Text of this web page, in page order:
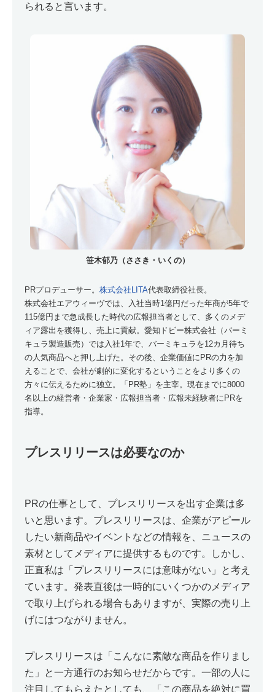
られると言います。
笹木郁乃（ささき・いくの）
PRプロデューサー。 株式会社LITA代表取締役社長。
株式会社エアウィーヴでは、入社当時1億円だった年商が5年で
115億円まで急成長した時代の広報担当者として、多くのメデ
ィア露出を獲得し、売上に貢献。愛知ドビー株式会社（バーミ
キュラ製造販売）では入社1年で、バーミキュラを12カ月待ち
の人気商品へと押し上げた。その後、企業価値にPRの力を加
えることで、会社が劇的に変化するということをより多くの
方々に伝えるために独立。「PR塾」を主宰。現在までに8000
名以上の経営者・企業家・広報担当者・広報未経験者にPRを
指導。
プレスリリースは必要なのか
PRの仕事として、プレスリリースを出す企業は多
いと思います。プレスリリースは、企業がアピール
したい新商品やイベントなどの情報を、ニュースの
素材としてメディアに提供するものです。しかし、
正直私は「プレスリリースには意味がない」と考え
ています。発表直後は一時的にいくつかのメディア
で取り上げられる場合もありますが、実際の売り上
げにはつながりません。
プレスリリースは「こんなに素敵な商品を作りまし
た」と一方通行のお知らせだからです。一部の人に
注目してもらえたとしても、「この商品を絶対に買